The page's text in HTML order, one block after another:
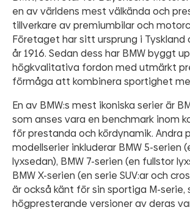
en av världens mest välkända och
tillverkare av premiumbilar och
Företaget har sitt ursprung i Tyskland
år 1916. Sedan dess har BMW byggt
högkvalitativa fordon med utmärkt
förmåga att kombinera sportighet
En av BMW:s mest ikoniska serier är
som anses vara en benchmark inom
för prestanda och kördynamik. Andra
modellserier inkluderar BMW 5-serien
lyxsedan), BMW 7-serien (en fullstor
BMW X-serien (en serie SUV:ar och
är också känt för sin sportiga M-serie,
högpresterande versioner av deras